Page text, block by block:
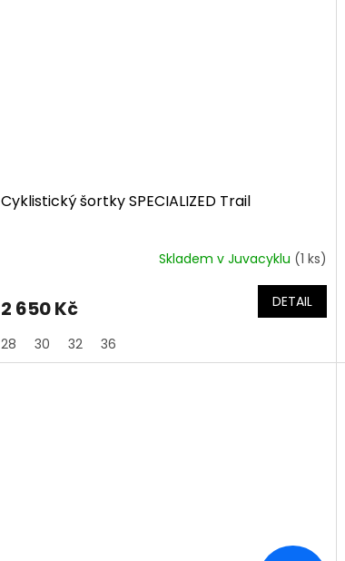
Cyklistický šortky SPECIALIZED Trail
Skladem v Juvacyklu (1 ks)
2 650 Kč DETAIL
28 30 32 36